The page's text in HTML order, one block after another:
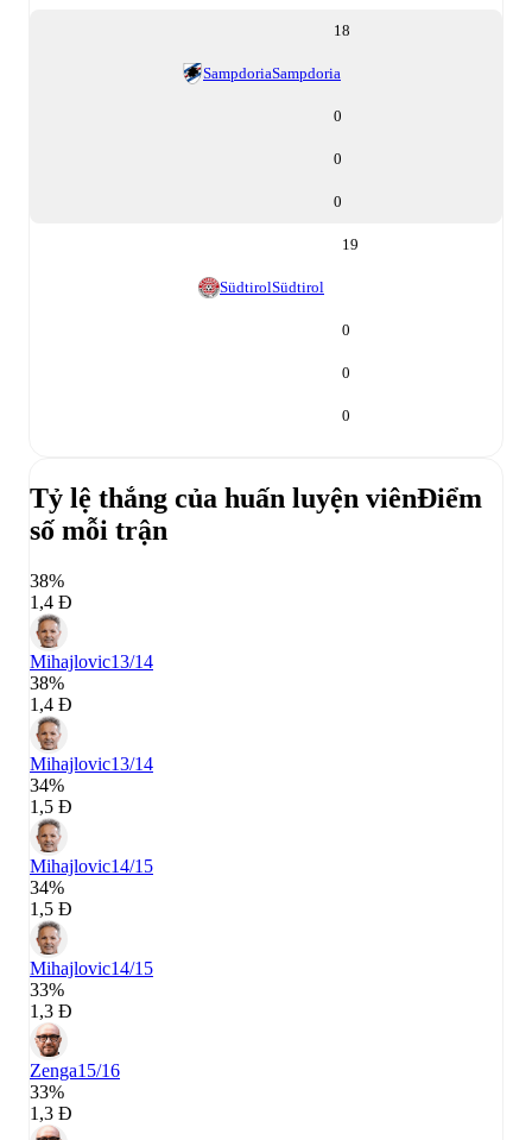
18
SampdoriaSampdoria
0
0
0
19
SüdtirolSüdtirol
0
0
0
Tỷ lệ thắng của huấn luyện viênĐiểm
số mỗi trận
38%
1,4 Đ
Mihajlovic13/14
38%
1,4 Đ
Mihajlovic13/14
34%
1,5 Đ
Mihajlovic14/15
34%
1,5 Đ
Mihajlovic14/15
33%
1,3 Đ
Zenga15/16
33%
1,3 Đ